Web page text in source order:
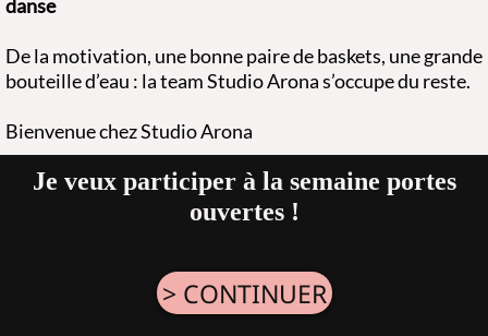
danse
De la motivation, une bonne paire de baskets, une grande
bouteille d’eau : la team Studio Arona s’occupe du reste.
Bienvenue chez Studio Arona
Je veux participer à la semaine portes
ouvertes !
> CONTINUER